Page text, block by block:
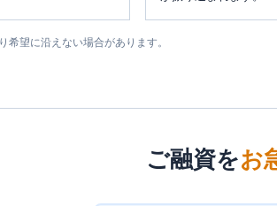
希望に沿えない場合があります。
ご融資をお